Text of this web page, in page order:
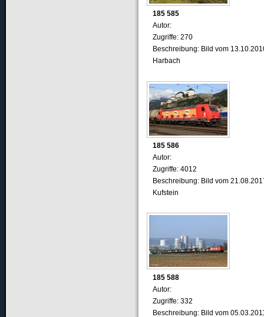
185 585
Autor:
Zugriffe: 270
Beschreibung: Bild vom
Harbach
185 586
Autor:
Zugriffe: 4012
Beschreibung: Bild vom
Kufstein
185 588
Autor:
Zugriffe: 332
Beschreibung: Bild vom